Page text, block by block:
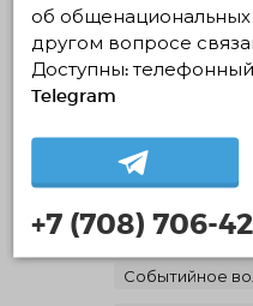
Набор
30.04.2026 13:18
30.04.2026 —
AvantgardesCare
Социальное
Событийное
об
другом вопросе
Доступны:
Telegram
+7 (708) 706-